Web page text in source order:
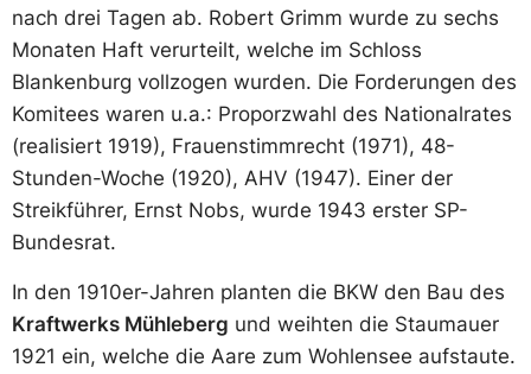
nach drei Tagen ab. Robert Grimm wurde zu sechs
Monaten Haft verurteilt, welche im Schloss
Blankenburg vollzogen wurden. Die Forderungen des
Komitees waren u.a.: Proporzwahl des Nationalrates
(realisiert 1919), Frauenstimmrecht (1971), 48-
Stunden-Woche (1920), AHV (1947). Einer der
Streikführer, Ernst Nobs, wurde 1943 erster SP-
Bundesrat.
In den 1910er-Jahren planten die BKW den Bau des
Kraftwerks Mühleberg und weihten die Staumauer
1921 ein, welche die Aare zum Wohlensee aufstaute.